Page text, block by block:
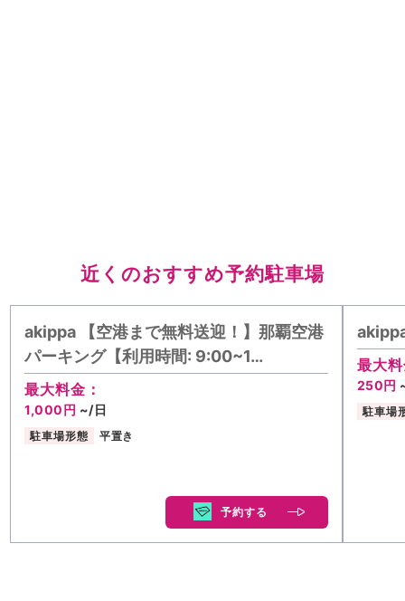
近くのおすすめ予約駐車場
akippa 【空港まで無料送迎！】那覇空港
パーキング【利用時間: 9:00~1…
最大料金：
1,000円 ~/日
駐車場形態 平置き
予約する
最大
250円
駐車場